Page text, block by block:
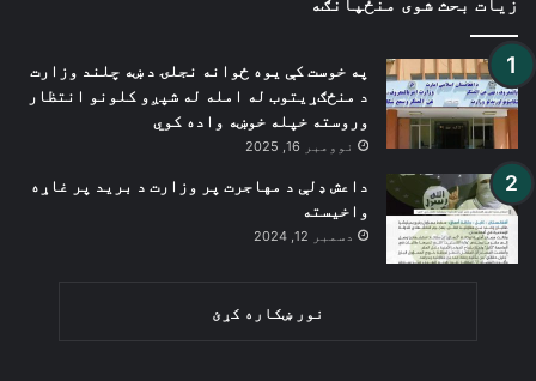
په خوست کې یوه ځوانه نجلۍ د ښه چلند وزارت
د منځګړیتوب له امله له شپږو کلونو انتظار
وروسته خپله خوښه واده کوي
نوومبر 16, 2025
داعش ډلې د مهاجرت پر وزارت د برید پر غاړه
واخیسته
دسمبر 12, 2024
نور ښکاره کړئ